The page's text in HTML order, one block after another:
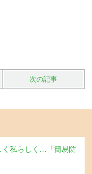
次の記事
く私らしく…「簡易防